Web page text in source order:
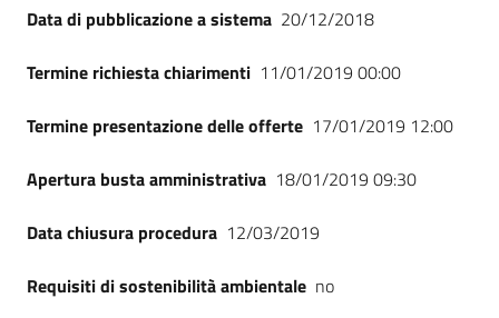
Data di pubblicazione a sistema 20/12/2018
Termine richiesta chiarimenti 11/01/2019 00:00
Termine presentazione delle offerte 17/01/2019 12:00
Apertura busta amministrativa 18/01/2019 09:30
Data chiusura procedura 12/03/2019
Requisiti di sostenibilità ambientale no